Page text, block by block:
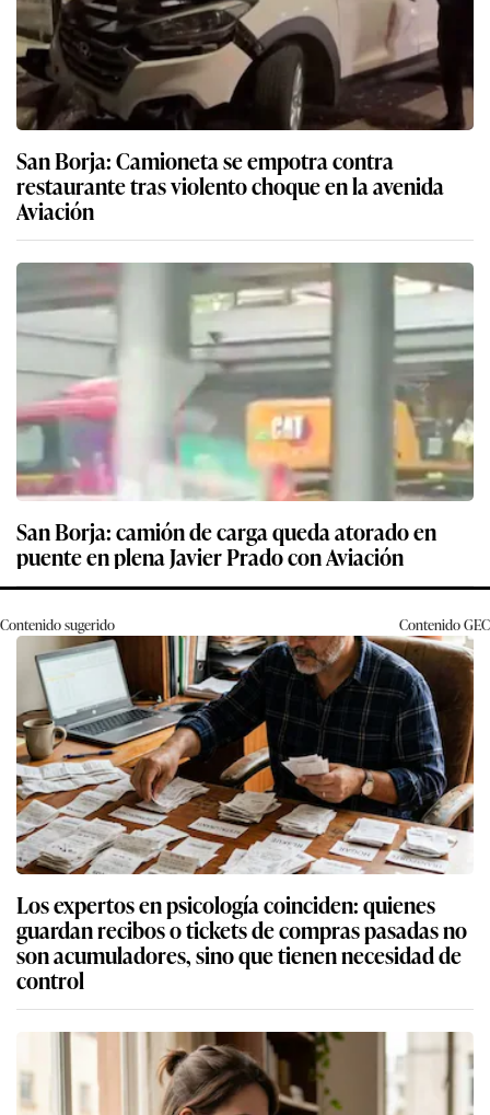
San Borja: Camioneta se empotra contra
restaurante tras violento choque en la avenida
Aviación
San Borja: camión de carga queda atorado en
puente en plena Javier Prado con Aviación
Contenido sugerido ContenidoGEC
Los expertos en psicología coinciden: quienes
guardan recibos o tickets de compras pasadas no
son acumuladores, sino que tienen necesidad de
control